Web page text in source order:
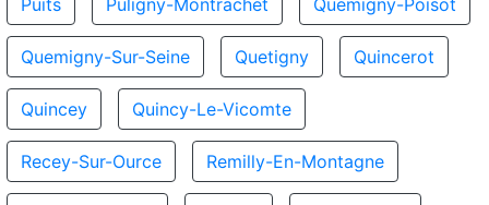
Puits Puligny-Montrachet Quemigny-Poisot
Quemigny-Sur-Seine Quetigny Quincerot
Quincey Quincy-Le-Vicomte
Recey-Sur-Ource Remilly-En-Montagne